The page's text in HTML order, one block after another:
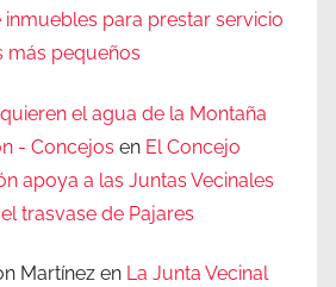
para prestar servicio
más pequeños
el agua de la Montaña
- Concejos en El Concejo
apoya a las Juntas Vecinales
trasvase de Pajares
Martínez en La Junta Vecinal